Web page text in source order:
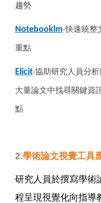
趨勢
Notebooklm-快速統整
重點
Elicit-協助研究人員分
大量論文中找尋關鍵資
點
2.學術論文視覺工具
研究人員於撰寫學術
程呈現視覺化向指導